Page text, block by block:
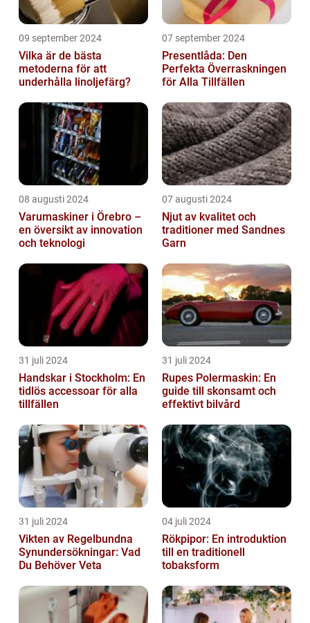
09 september 2024
Vilka är de bästa
metoderna för att
underhålla linoljefärg?
07 september 2024
Presentlåda: Den
Perfekta Överraskningen
för Alla Tillfällen
08 augusti 2024
Varumaskiner i Örebro –
en översikt av innovation
och teknologi
07 augusti 2024
Njut av kvalitet och
traditioner med Sandnes
Garn
31 juli 2024
Handskar i Stockholm: En
tidlös accessoar för alla
tillfällen
31 juli 2024
Rupes Polermaskin: En
guide till skonsamt och
effektivt bilvård
31 juli 2024
Vikten av Regelbundna
Synundersökningar: Vad
Du Behöver Veta
04 juli 2024
Rökpipor: En introduktion
till en traditionell
tobaksform